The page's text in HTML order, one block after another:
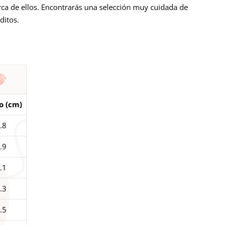
de ellos. Encontrarás una selección muy cuidada de
(cm)